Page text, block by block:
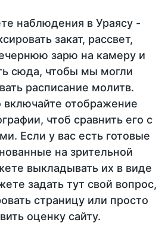
наблюдения в Ураясу -
закат, рассвет,
зарю на камеру и
сюда, чтобы мы могли
расписание молитв.
включайте отображение
чтоб сравнить его с
Если у вас есть готовые
на зрительной
выкладывать их в виде
задать тут свой вопрос,
страницу или просто
оценку сайту.